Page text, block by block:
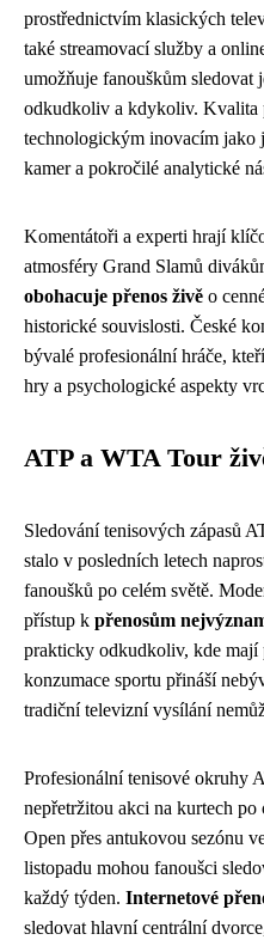
prostřednictvím klasických
také streamovací služby a
umožňuje fanouškům sledovat
odkudkoliv a kdykoliv. Kvalita
technologickým inovacím jako
kamer a pokročilé analytické
Komentátoři a experti hrají
atmosféry Grand Slamů
obohacuje přenos živě o
historické souvislosti. České
bývalé profesionální hráče,
hry a psychologické aspekty
ATP a WTA Tour
Sledování tenisových zápasů
stalo v posledních letech
fanoušků po celém světě.
přístup k přenosům
prakticky odkudkoliv, kde mají
konzumace sportu přináší
tradiční televizní vysílání
Profesionální tenisové okruhy
nepřetržitou akci na kurtech
Open přes antukovou sezónu
listopadu mohou fanoušci
každý týden. Internetové
sledovat hlavní centrální